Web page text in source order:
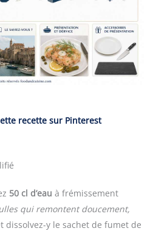
recette sur Pinterest
50 cl d’eau à frémissement
qui remontent doucement,
dissolvez-y le sachet de fumet de